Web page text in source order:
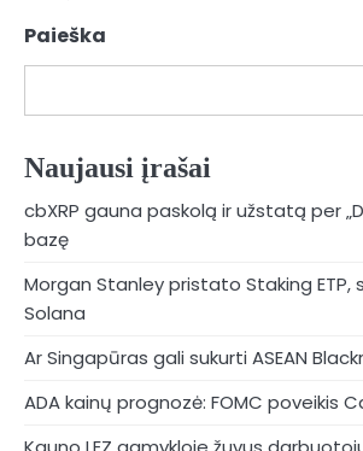
Paieška
Naujausi įrašai
cbXRP gauna paskolą ir užstatą per
bazę
Morgan Stanley pristato Staking ETP,
Solana
Ar Singapūras gali sukurti ASEAN
ADA kainų prognozė: FOMC poveikis